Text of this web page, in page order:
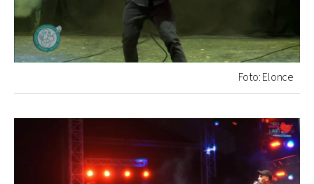
Foto: Elonce